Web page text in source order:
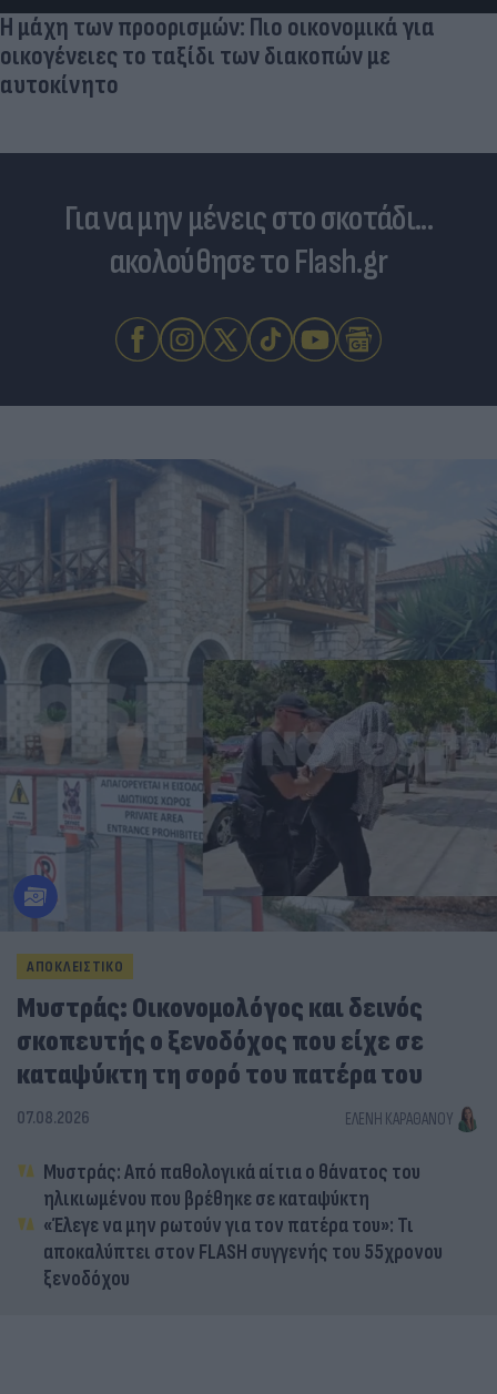
Για να μην μένεις στο σκοτάδι...
ακολούθησε το Flash.gr
ΑΠΟΚΛΕΙΣΤΙΚΟ
Μυστράς: Οικονομολόγος και δεινός
σκοπευτής ο ξενοδόχος που είχε σε
καταψύκτη τη σορό του πατέρα του
07.08.2026 ΕΛΈΝΗ ΚΑΡΑΘΆΝΟΥ
Μυστράς: Από παθολογικά αίτια ο θάνατος του
ηλικιωμένου που βρέθηκε σε καταψύκτη
«Έλεγε να μην ρωτούν για τον πατέρα του»: Τι
αποκαλύπτει στον FLASH συγγενής του 55χρονου
ξενοδόχου